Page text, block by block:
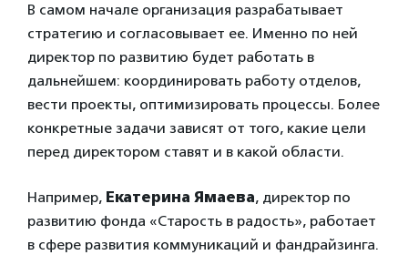
В самом начале организация разрабатывает
стратегию и согласовывает ее. Именно по ней
директор по развитию будет работать в
дальнейшем: координировать работу отделов,
вести проекты, оптимизировать процессы. Более
конкретные задачи зависят от того, какие цели
перед директором ставят и в какой области.
Например, Екатерина Ямаева, директор по
развитию фонда «Старость в радость», работает
в сфере развития коммуникаций и фандрайзинга.